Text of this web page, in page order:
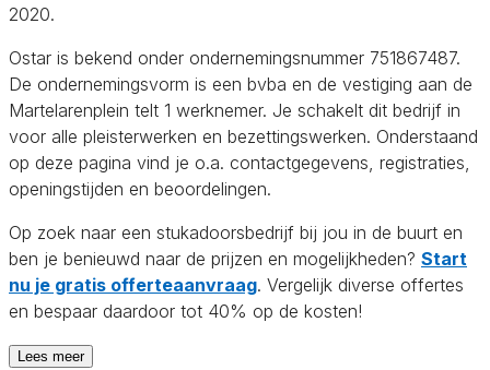
2020.
Ostar is bekend onder ondernemingsnummer 751867487.
De ondernemingsvorm is een bvba en de vestiging aan de
Martelarenplein telt 1 werknemer. Je schakelt dit bedrijf in
voor alle pleisterwerken en bezettingswerken. Onderstaand
op deze pagina vind je o.a. contactgegevens, registraties,
openingstijden en beoordelingen.
Op zoek naar een stukadoorsbedrijf bij jou in de buurt en
ben je benieuwd naar de prijzen en mogelijkheden? Start
nu je gratis offerteaanvraag. Vergelijk diverse offertes
en bespaar daardoor tot 40% op de kosten!
Lees meer